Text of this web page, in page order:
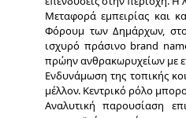
Μεταφορά εμπειρίας και
Φόρουμ των Δημάρχων,
ισχυρό πράσινο brand
πρώην ανθρακωρυχείων με
Ενδυνάμωση της τοπικής
μέλλον. Κεντρικό ρόλο
Αναλυτική παρουσίαση